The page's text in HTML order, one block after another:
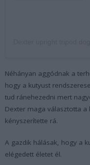
Néhányan aggódnak a
hogy a kutyust
tud ránehezedni mert
Dexter maga választotta
kényszerítette rá.
A gazdik hálásak, hogy a
elégedett életet él.